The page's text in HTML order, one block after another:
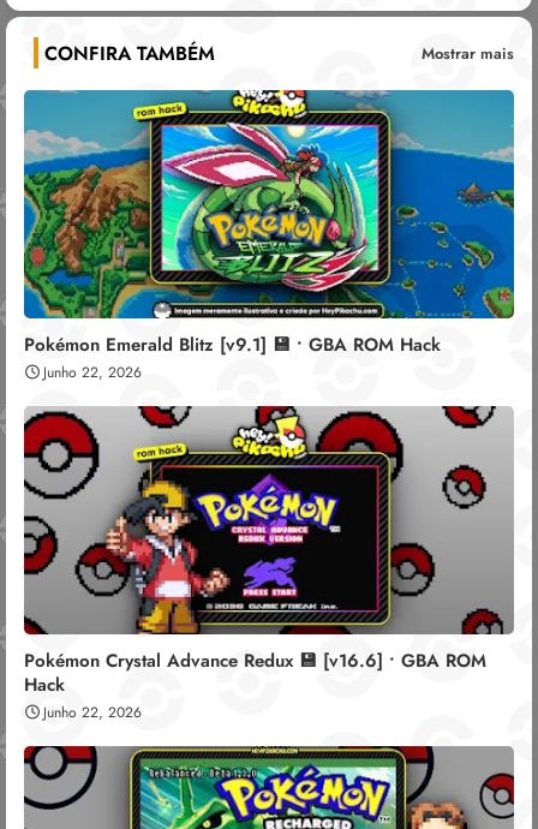
CONFIRA TAMBÉM Mostrar mais
Pokémon Emerald Blitz [v9.1] 💾 • GBA ROM Hack
Junho 22, 2026
Pokémon Crystal Advance Redux 💾 [v16.6] • GBA ROM
Hack
Junho 22, 2026